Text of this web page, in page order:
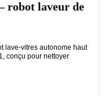
robot laveur de
lave-vitres autonome haut
conçu pour nettoyer